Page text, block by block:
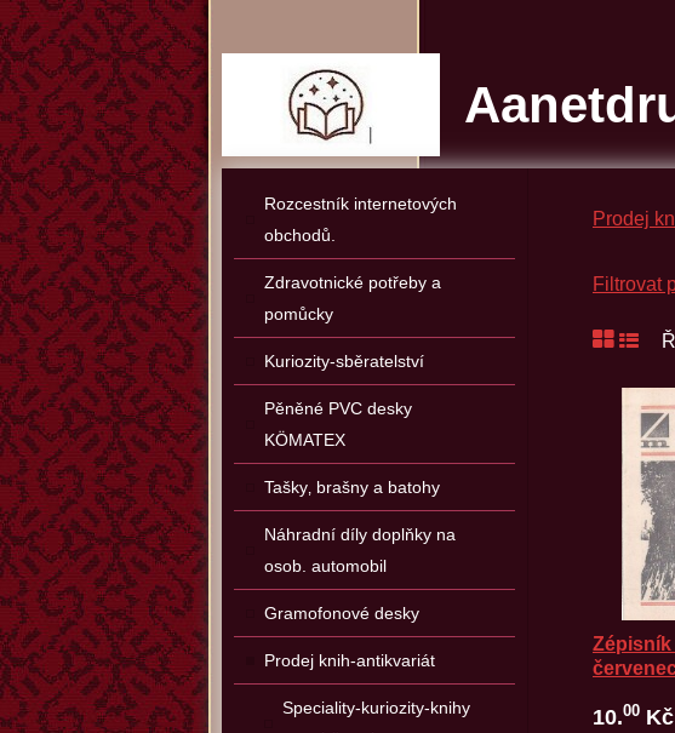
Prodej
Filtrovat
10.00 Kč
Rozcestník internetových
obchodů.
Zdravotnické potřeby a
pomůcky
Kuriozity-sběratelství
Pěněné PVC desky
KÖMATEX
Tašky‚ brašny a batohy
Náhradní díly doplňky na
osob. automobil
Gramofonové desky
Prodej knih-antikvariát
Speciality-kuriozity-knihy